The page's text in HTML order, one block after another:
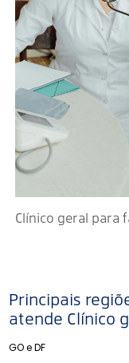
Clínico geral para
Principais
atende Clínico
GO e DF